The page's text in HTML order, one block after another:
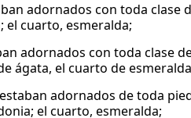
adornados con toda clase
el cuarto, esmeralda;
adornados con toda clase
ágata, el cuarto de
adornados de toda
el cuarto, esmeralda;